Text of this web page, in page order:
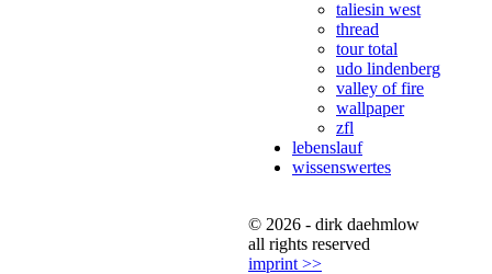
taliesin west
thread
tour total
udo lindenberg
valley of fire
wallpaper
zfl
lebenslauf
wissenswertes
© 2026 - dirk daehmlow
all rights reserved
imprint >>